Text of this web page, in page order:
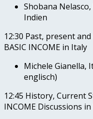
Shobana
Indien
12:30 Past, present
BASIC INCOME in Italy
Michele Gianella,
englisch)
12:45 History, Current
INCOME Discussions